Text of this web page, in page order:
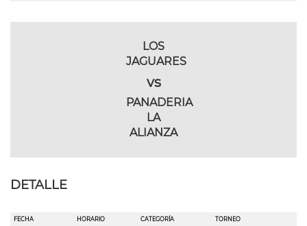
LOS
JAGUARES
vs
PANADERIA
LA
ALIANZA
DETALLE
FECHA HORARIO CATEGORÍA
TORNEO